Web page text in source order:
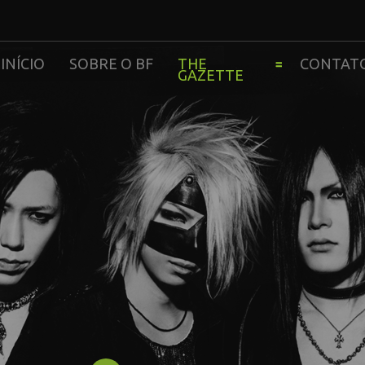
INÍCIO SOBRE O BF THE
GAZETTE